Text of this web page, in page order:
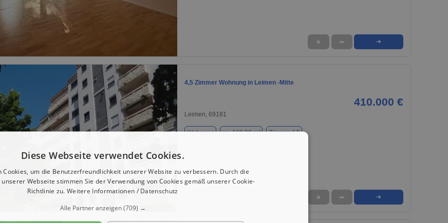
★ ➦ ➜
4,5 Zimmer Wohnung in Leimen -Mitte
410.000 €
Leimen, 69181
Wohnung ca. 100,00 m² Zimmer 4.5
★ ➦ ➜
Diese Webseite verwendet Cookies.
Cookies, um die Benutzerfreundlichkeit unserer Website zu verbessern. Durch die
Webseite stimmen Sie der Verwendung von Cookies gemäß unserer Cookie-
Richtlinie zu. Weitere Informationen / Datenschutz
Alle Partner anzeigen(709) →